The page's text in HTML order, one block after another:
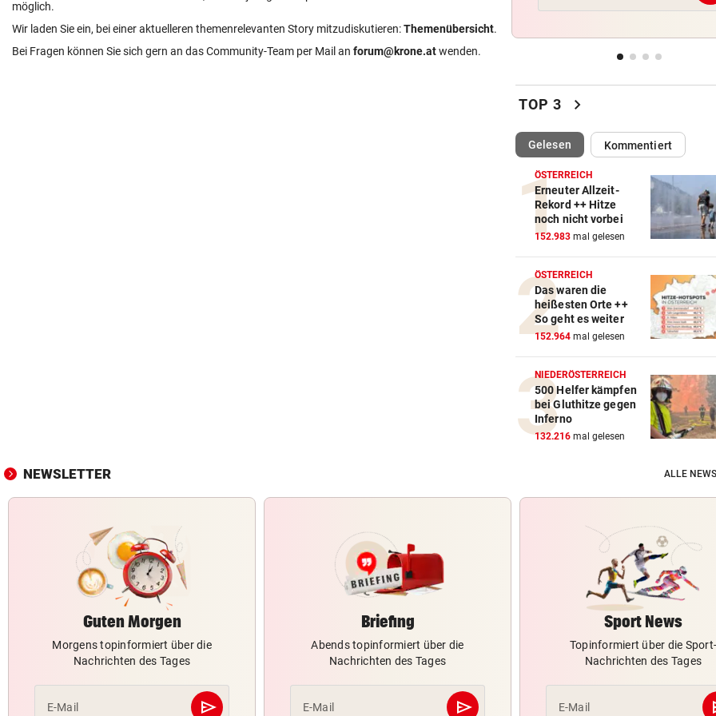
möglich.
Wir laden Sie ein, bei einer aktuelleren themenrelevanten Story mitzudiskutieren:Themenübersicht.
Bei Fragen können Sie sich gern an das Community-Team per Mail an forum@krone.atwenden.
Doch noch überraschende
Sesseltag: Gemeinsam
gemeinsam schwitzen
BERGTOUR IN AFRIKA vor
Leonies großer Gipfelsieg für
Menschlichkeit
WARUM MAN MITMACHT vor
Gähnen ist ansteckend –
TOP 3 chevron_right
Gelesen(ausgewählt)Kommentiert
ÖSTERREICH
Erneuter Allzeit-
Rekord ++ Hitze
noch nicht vorbei
152.983 mal gelesen
ÖSTERREICH
Das waren die
heißesten Orte ++
So geht es weiter
152.964 mal gelesen
NIEDERÖSTERREICH
500 Helfer kämpfen
bei Gluthitze gegen
Inferno
132.216 mal gelesen
NEWSLETTER ALLE
Guten Morgen
Morgens topinformiert über die
Nachrichten des Tages
E-Mail send
Abschicken
Briefing
Abends topinformiert über die
Nachrichten des Tages
E-Mail send
Abschicken
Sport News
Topinformiert über die Sport-
Nachrichten des Tages
E-Mail